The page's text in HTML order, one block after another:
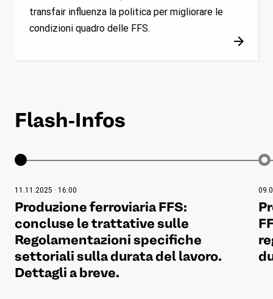
transfair influenza la politica per migliorare le
condizioni quadro delle FFS.
Flash-Infos
11.11.2025 · 16:00
Produzione ferroviaria FFS:
concluse le trattative sulle
Regolamentazioni specifiche
settoriali sulla durata del lavoro.
Dettagli a breve.